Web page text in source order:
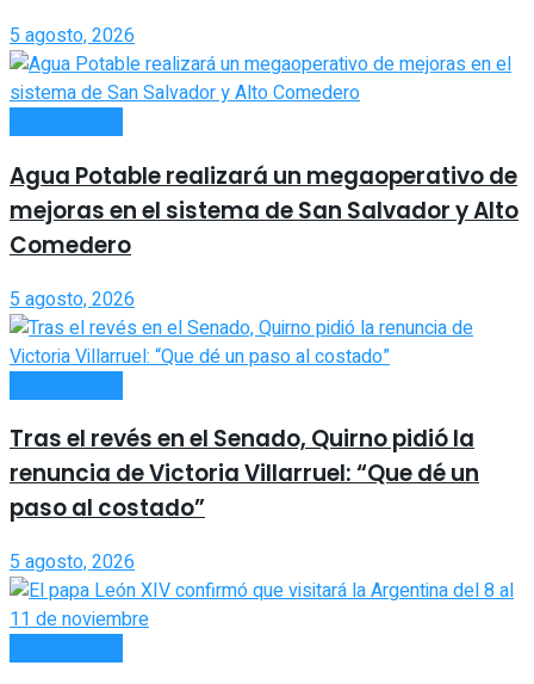
5 agosto, 2026
Agua Potable realizará un megaoperativo de
mejoras en el sistema de San Salvador y Alto
Comedero
5 agosto, 2026
Tras el revés en el Senado, Quirno pidió la
renuncia de Victoria Villarruel: “Que dé un
paso al costado”
5 agosto, 2026